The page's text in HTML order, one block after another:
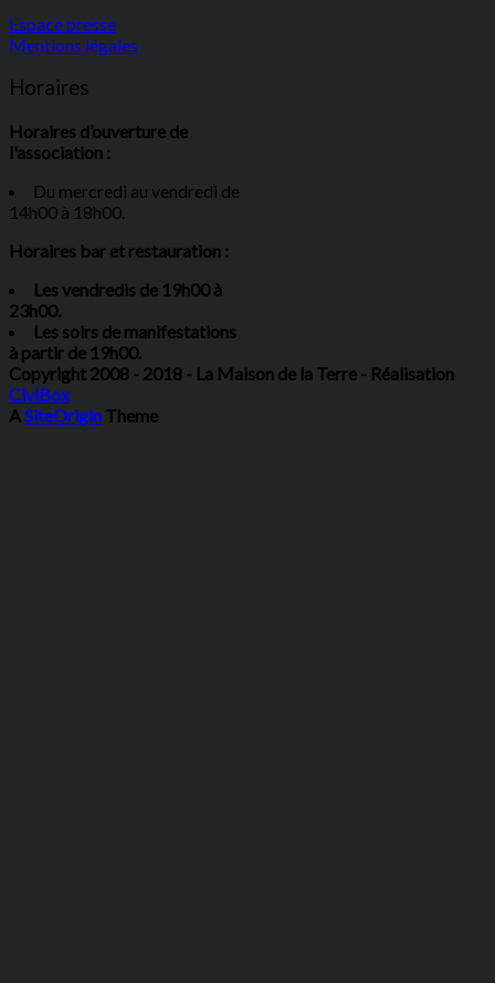
Espace presse
Mentions légales
Horaires
Horaires d’ouverture de
l'association :
Du mercredi au vendredi de
14h00 à 18h00.
Horaires bar et restauration :
Les vendredis de 19h00 à
23h00.
Les soirs de manifestations
à partir de 19h00.
Copyright 2008 - 2018 - La Maison de la Terre - Réalisation
CiviBox
ASiteOrigin Theme